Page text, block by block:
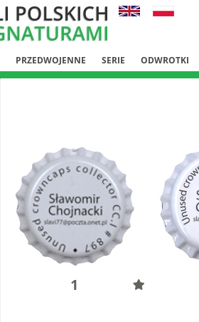
PRZEDWOJENNE SERIE ODWROTKI
1